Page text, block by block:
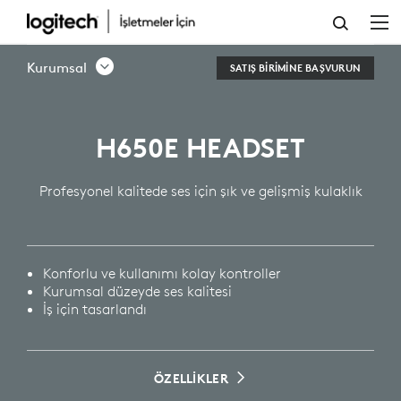
H650E
KURUMSAL
Kurumsal SATIŞ BIRIMINE BAŞVURUN
H650E HEADSET
Profesyonel kalitede ses için şık ve gelişmiş kulaklık
Konforlu ve kullanımı kolay kontroller
Kurumsal düzeyde ses kalitesi
İş için tasarlandı
ÖZELLİKLER